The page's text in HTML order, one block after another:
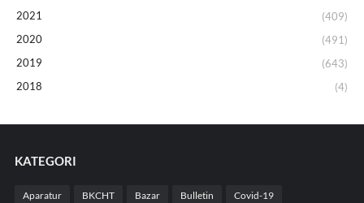
2021
(409)
2020
(491)
2019
(643)
2018
(4)
KATEGORI
Aparatur BKCHT Bazar Bulletin Covid-19